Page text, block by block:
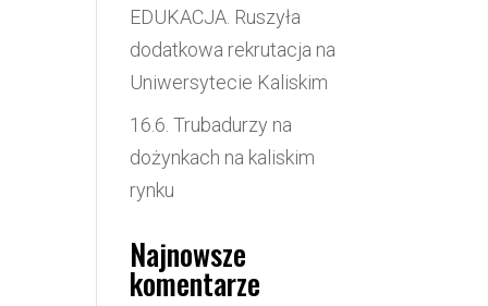
EDUKACJA. Ruszyła
dodatkowa rekrutacja na
Uniwersytecie Kaliskim
16.6. Trubadurzy na
dożynkach na kaliskim
rynku
Najnowsze
komentarze